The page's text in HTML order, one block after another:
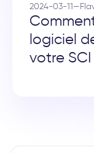
2024-03-11—
logiciel
votre